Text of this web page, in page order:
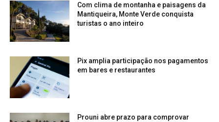
Com clima de montanha e paisagens da
Mantiqueira, Monte Verde conquista
turistas o ano inteiro
Pix amplia participação nos pagamentos
em bares e restaurantes
Prouni abre prazo para comprovar